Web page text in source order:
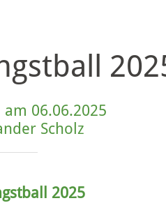
06.06.2025
Scholz
2025